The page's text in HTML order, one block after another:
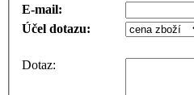
E-mail:
Účel dotazu:
Dotaz: